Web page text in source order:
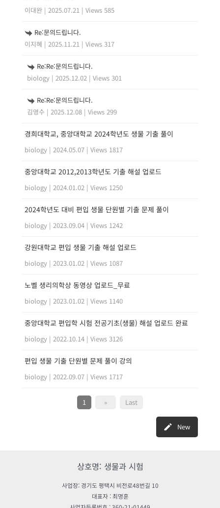
이대완 | 2025.07.21 | Views 585
Re:문의드립니다.
이지혜 | 2025.11.21 | Views 317
Re:Re:문의드립니다.
biology | 2025.12.02 | Views 301
Re:Re:문의드립니다.
김영수 | 2025.12.08 | Views 299
경희대학교, 중앙대학교 2024학년도 생물 기출 풀이
biology | 2024.05.07 | Views 1817
중앙대학교 2012,2013학년도 기출 해설 업로드
biology | 2024.01.02 | Views 1250
2024학년도 대비 편입 생물 단원별 기출 문제 풀이
biology | 2023.09.04 | Views 1242
강원대학교 편입 생물 기출 해설 업로드
biology | 2023.01.02 | Views 1087
노벨 생리의학상 동영상 업로드_무료
biology | 2023.01.02 | Views 1140
중앙대학교 편입학 시험 전공기초(생물) 해설 업로드 완료
biology | 2022.10.14 | Views 3126
편입 생물 기출 단원별 문제 풀이 강의
biology | 2022.09.07 | Views 1717
1 » Last
New
상호명: 생물과 시험
사업장: 경기도 평택시 비전로48번길 10
대표자 : 최명훈